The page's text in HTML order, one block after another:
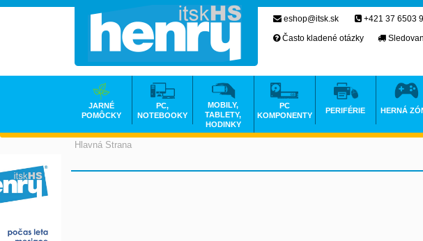
Hlavná Strana
eshop@itsk.sk +421 37 6503
Často kladené otázky
JARNÉ
POMÔCKY
PC,
NOTEBOOKY
MOBILY,
TABLETY,
HODINKY
PC
KOMPONENTY
PERIFÉRIE HERNÁ